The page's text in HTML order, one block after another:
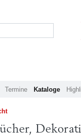
Termine Kataloge